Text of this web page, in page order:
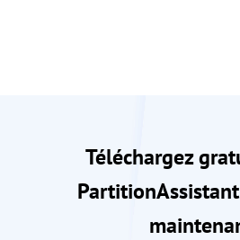
Téléchargez